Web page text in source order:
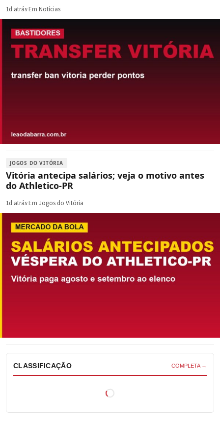
1d atrás·Em Notícias
JOGOS DO VITÓRIA
Vitória antecipa salários; veja o motivo antes
do Athletico-PR
1d atrás·Em Jogos do Vitória
CLASSIFICAÇÃO COMPLETA →